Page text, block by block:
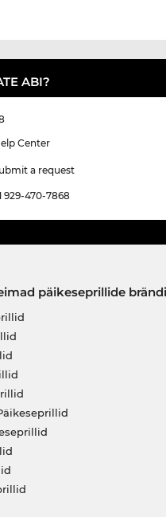
ABI?
Center
a request
929-470-7868
päikeseprillide